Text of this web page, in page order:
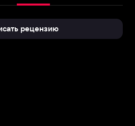
рецензию